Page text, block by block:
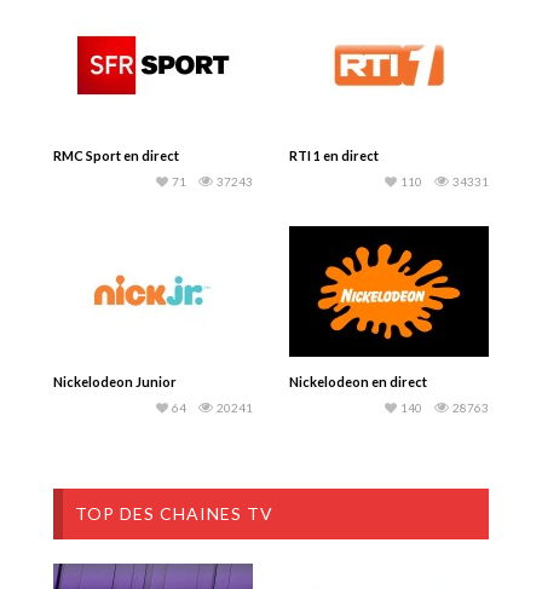
RMC Sport en direct
37243
71
RTI 1 en direct
34331
110
Nickelodeon Junior
20241
64
Nickelodeon en direct
28763
140
TOP DES CHAINES TV